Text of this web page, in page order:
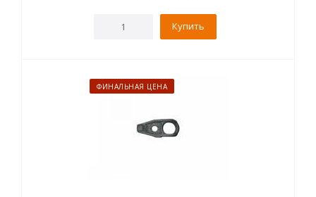
Купить
ФИНАЛЬНАЯ ЦЕНА